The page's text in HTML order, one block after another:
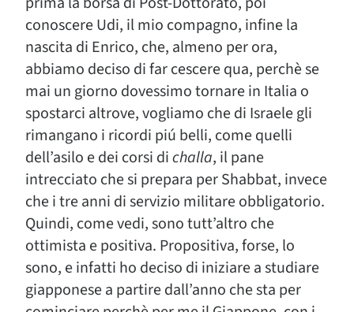
conoscere Udi, il mio compagno, infine la
nascita di Enrico, che, almeno per ora,
abbiamo deciso di far cescere qua, perchè se
mai un giorno dovessimo tornare in Italia o
spostarci altrove, vogliamo che di Israele gli
rimangano i ricordi piú belli, come quelli
dell’asilo e dei corsi dichalla, il pane
intrecciato che si prepara per Shabbat, invece
che i tre anni di servizio militare obbligatorio.
Quindi, come vedi, sono tutt’altro che
ottimista e positiva. Propositiva, forse, lo
sono, e infatti ho deciso di iniziare a studiare
giapponese a partire dall’anno che sta per